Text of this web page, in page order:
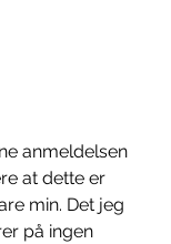
anmeldelsen
at dette er
min. Det jeg
på ingen